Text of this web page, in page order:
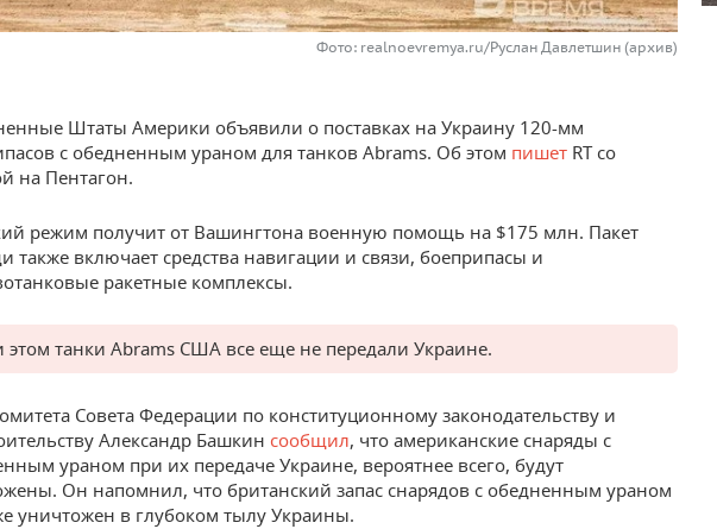
Фото: realnoevremya.ru/Руслан Давлетшин (архив)
Штаты Америки объявили о поставках на Украину 120-мм
с обедненным ураном для танков Abrams. Об этом пишет RT со
на Пентагон.
режим получит от Вашингтона военную помощь на $175 млн. Пакет
также включает средства навигации и связи, боеприпасы и
ракетные комплексы.
этом танки Abrams США все еще не передали Украине.
Совета Федерации по конституционному законодательству и
Александр Башкин сообщил, что американские снаряды с
ураном при их передаче Украине, вероятнее всего, будут
Он напомнил, что британский запас снарядов с обедненным ураном
уничтожен в глубоком тылу Украины.